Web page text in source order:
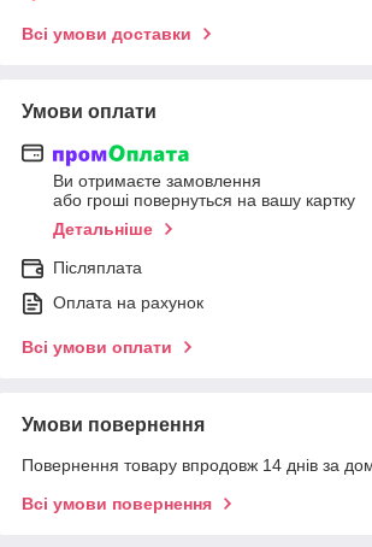
Всі умови доставки
Умови оплати
Ви отримаєте замовлення
або гроші повернуться на вашу картку
Детальніше
Післяплата
Оплата на рахунок
Всі умови оплати
Умови повернення
Повернення товару впродовж 14 днів за
Всі умови повернення